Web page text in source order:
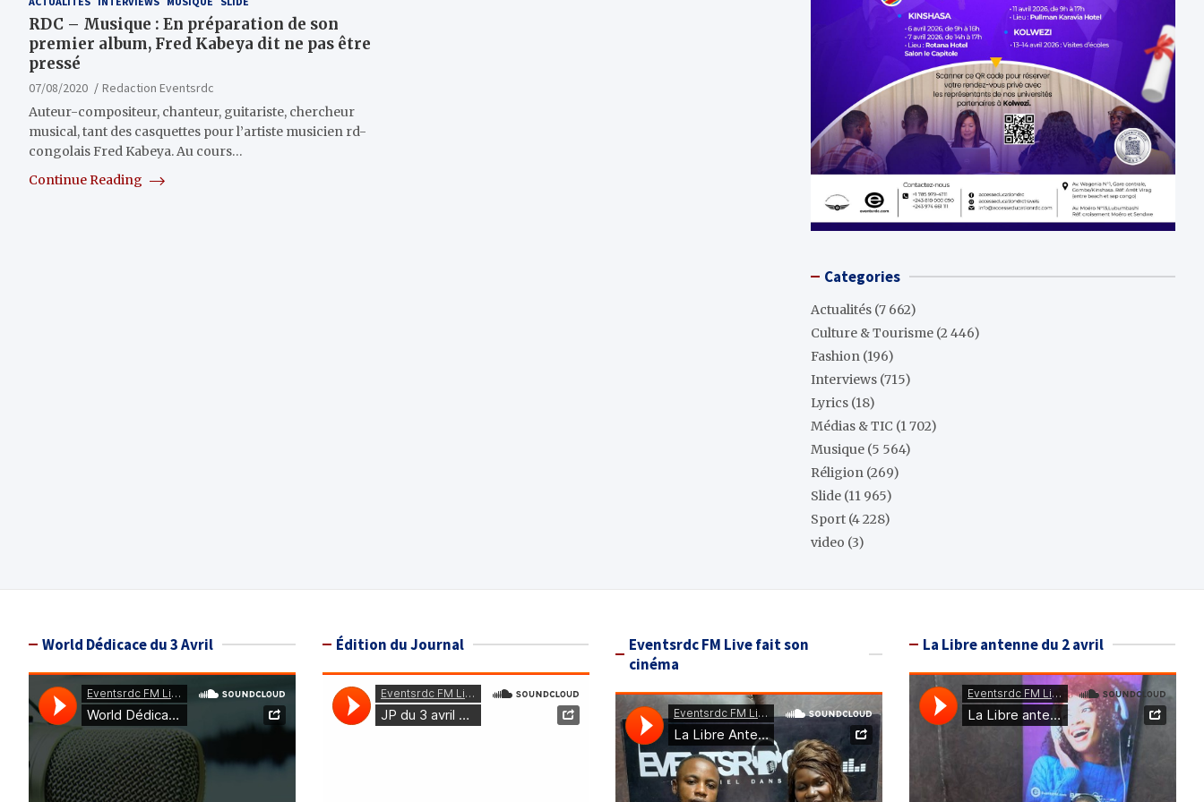
RDC – Musique : En préparation de son
premier album, Fred Kabeya dit ne pas être
pressé
07/08/2020
Redaction Eventsrdc
Auteur-compositeur, chanteur, guitariste, chercheur
musical, tant des casquettes pour l’artiste musicien rd-
congolais Fred Kabeya. Au cours…
Continue Reading
Categories
Actualités (7 662)
Culture & Tourisme (2 446)
Fashion (196)
Interviews (715)
Lyrics (18)
Médias & TIC (1 702)
Musique (5 564)
Réligion (269)
Slide (11 965)
Sport (4 228)
video (3)
World Dédicace du 3 Avril Édition du Journal
Eventsrdc FM Live fait son
cinéma
La Libre antenne du 2 avril